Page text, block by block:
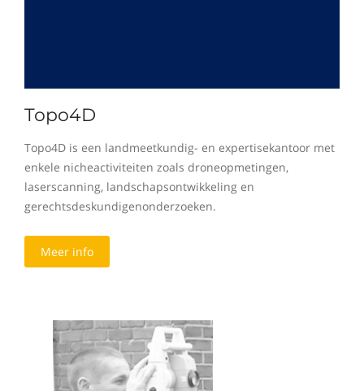
Topo4D
Topo4D is een landmeetkundig- en expertisekantoor met
enkele nicheactiviteiten zoals droneopmetingen,
laserscanning, landschapsontwikkeling en
gerechtsdeskundigenonderzoeken.
Meer info